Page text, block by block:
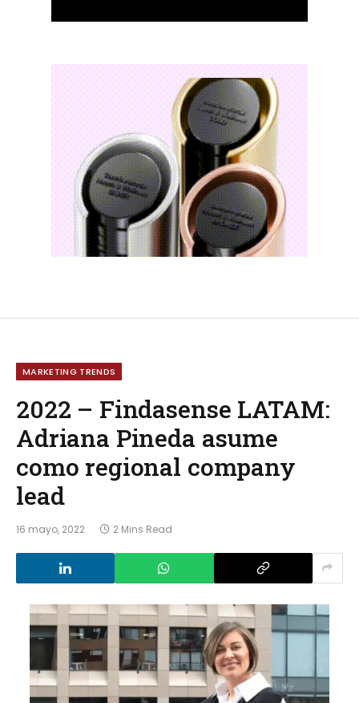
MARKETING TRENDS
2022 – Findasense LATAM:
Adriana Pineda asume
como regional company
lead
16 mayo, 2022 2 Mins Read